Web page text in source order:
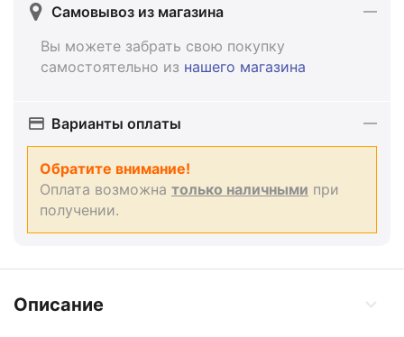
Самовывоз из магазина
Вы можете забрать свою покупку
самостоятельно из нашего магазина
Варианты оплаты
Обратите внимание!
Оплата возможна только наличными при
получении.
Описание